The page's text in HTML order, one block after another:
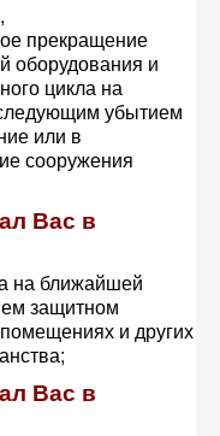
прекращение
оборудования и
цикла на
убытием
или в
сооружения
Вас в
на ближайшей
защитном
и других
Вас в